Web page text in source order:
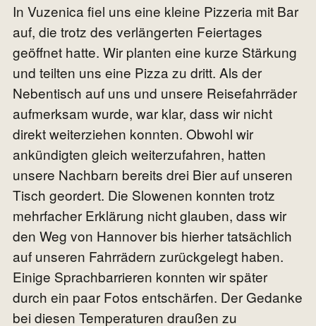
In Vuzenica fiel uns eine kleine Pizzeria mit Bar
auf, die trotz des verlängerten Feiertages
geöffnet hatte. Wir planten eine kurze Stärkung
und teilten uns eine Pizza zu dritt. Als der
Nebentisch auf uns und unsere Reisefahrräder
aufmerksam wurde, war klar, dass wir nicht
direkt weiterziehen konnten. Obwohl wir
ankündigten gleich weiterzufahren, hatten
unsere Nachbarn bereits drei Bier auf unseren
Tisch geordert. Die Slowenen konnten trotz
mehrfacher Erklärung nicht glauben, dass wir
den Weg von Hannover bis hierher tatsächlich
auf unseren Fahrrädern zurückgelegt haben.
Einige Sprachbarrieren konnten wir später
durch ein paar Fotos entschärfen. Der Gedanke
bei diesen Temperaturen draußen zu